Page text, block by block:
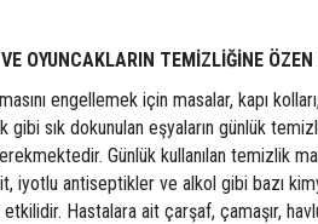
OYUNCAKLARIN TEMİZLİĞİNE ÖZEN
engellemek için masalar, kapı
gibi sık dokunulan eşyaların günlük
Günlük kullanılan temizlik
iyotlu antiseptikler ve alkol gibi bazı
Hastalara ait çarşaf, çamaşır,